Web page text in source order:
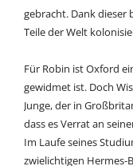
gebracht. Dank dieser
Teile der Welt
Für Robin ist Oxford
gewidmet ist. Doch
Junge, der in
dass es Verrat an
Im Laufe seines
zwielichtigen Hermes-